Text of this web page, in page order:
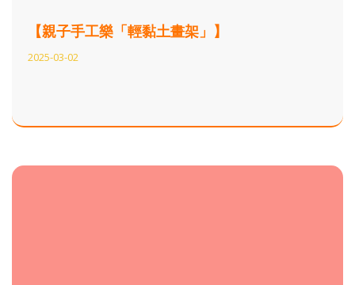
【親子手工樂「輕黏土畫架」】
2025-03-02